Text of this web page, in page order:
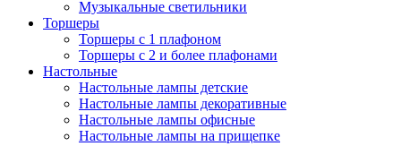
Музыкальные светильники
Торшеры
Торшеры с 1 плафоном
Торшеры с 2 и более плафонами
Настольные
Настольные лампы детские
Настольные лампы декоративные
Настольные лампы офисные
Настольные лампы на прищепке